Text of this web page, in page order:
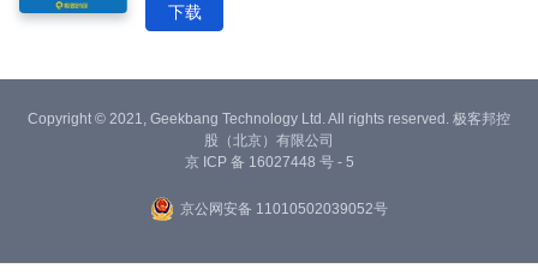
下载
Copyright © 2021, Geekbang Technology Ltd. All rights reserved. 极客邦控
股（北京）有限公司
京 ICP 备 16027448 号 - 5
京公网安备 11010502039052号